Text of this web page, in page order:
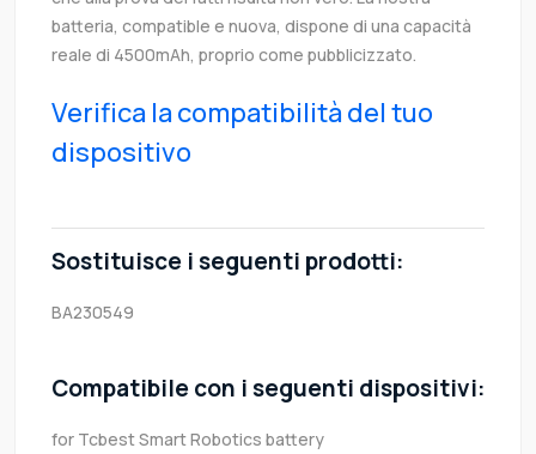
batteria, compatible e nuova, dispone di una capacità
reale di 4500mAh, proprio come pubblicizzato.
Verifica la compatibilità del tuo
dispositivo
Sostituisce i seguenti prodotti:
BA230549
Compatibile con i seguenti dispositivi:
for Tcbest Smart Robotics battery